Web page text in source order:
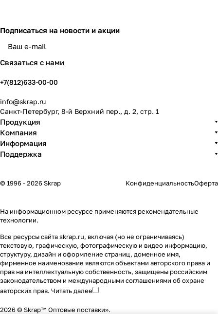
Подписаться на новости и акции
Связаться с нами
+7(812)633-00-00
info@skrap.ru
Санкт-Петербург, 8-й Верхний пер., д. 2, стр. 1
Продукция
Компания
Информация
Поддержка
© 1996 - 2026 Skrap КонфиденциальностьОферта
На информационном ресурсе применяются рекомендательные
технологии.
Все ресурсы сайта skrap.ru, включая (но не ограничиваясь)
текстовую, графическую, фотографическую и видео информацию,
структуру, дизайн и оформление страниц, доменное имя,
фирменное наименование являются объектами авторского права и
прав на интеллектуальную собственность, защищены российским
законодательством и международными соглашениями об охране
авторских прав. Читать далее
2026 © Skrap™ Оптовые поставки».